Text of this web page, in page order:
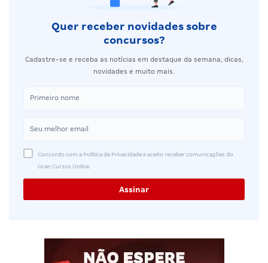
Quer receber novidades sobre
concursos?
Cadastre-se e receba as notícias em destaque da semana, dicas,
novidades e muito mais.
Concordo com a Política de Privacidade e aceito receber comunicações do
Gran Cursos Online.